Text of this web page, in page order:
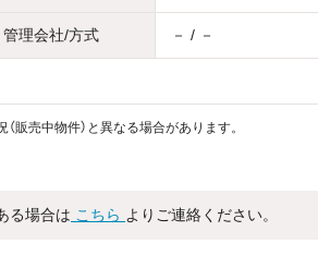
管理会社/方式 － / －
販売中物件）と異なる場合があります。
る場合は こちら よりご連絡ください。